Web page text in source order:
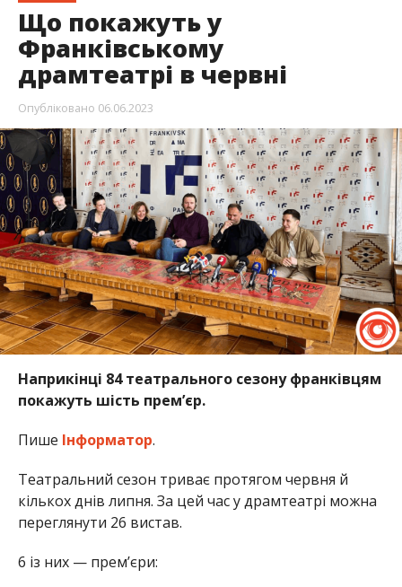
Що покажуть у
Франківському
драмтеатрі в червні
Опубліковано 06.06.2023
Наприкінці 84 театрального сезону франківцям
покажуть шість прем’єр.
Пише Інформатор.
Театральний сезон триває протягом червня й
кількох днів липня. За цей час у драмтеатрі можна
переглянути 26 вистав.
6 із них — прем’єри: